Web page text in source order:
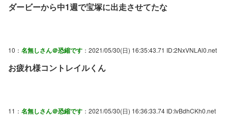
ダービーから中1週で宝塚に出走させてたな
10： 名無しさん＠恐縮です ：2021/05/30(日) 16:35:43.71 ID:2NxVNLAl0.net
お疲れ様コントレイルくん
11： 名無しさん＠恐縮です ：2021/05/30(日) 16:36:33.74 ID:IvBdhCKh0.net